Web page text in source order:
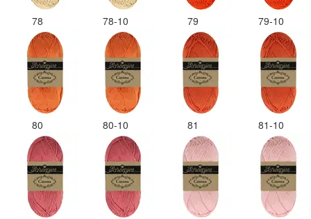
78 78-10 79 79-10
80 80-10 81 81-10